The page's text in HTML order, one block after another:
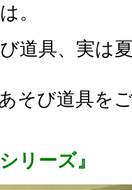
。
道具、実は
そび道具を
リーズ』